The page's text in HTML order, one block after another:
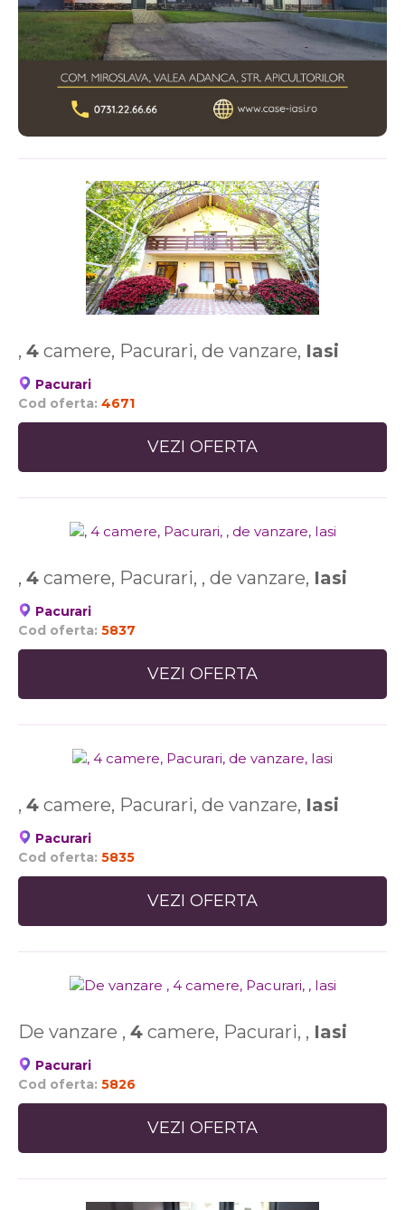
, 4 camere, Pacurari, de vanzare, Iasi
Pacurari
Cod oferta: 4671
VEZI OFERTA
, 4 camere, Pacurari, , de vanzare, Iasi
Pacurari
Cod oferta: 5837
VEZI OFERTA
, 4 camere, Pacurari, de vanzare, Iasi
Pacurari
Cod oferta: 5835
VEZI OFERTA
De vanzare , 4 camere, Pacurari, , Iasi
Pacurari
Cod oferta: 5826
VEZI OFERTA